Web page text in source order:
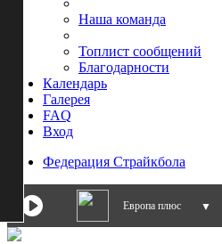
Наша команда
Топлист сообщений
Благодарности
Календарь
Галерея
FAQ
Вход
Федерация Страйкбола
Европа плюс ▼